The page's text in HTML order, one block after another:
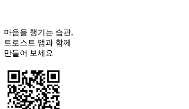
마음을 챙기는 습관,
트로스트 앱과 함께
만들어 보세요